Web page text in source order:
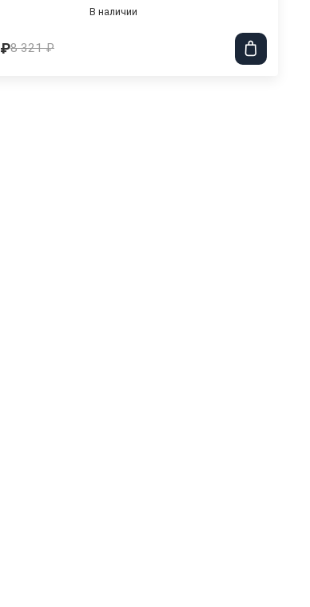
В наличии
8 321 ₽